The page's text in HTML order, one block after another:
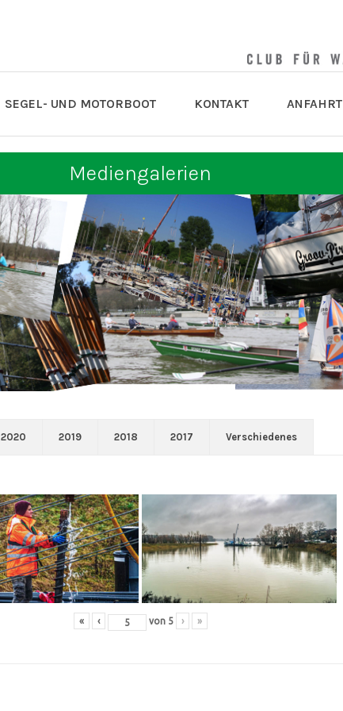
SEGEL- UND MOTORBOOT KONTAKT ANFAHRT
Mediengalerien
2020 2019 2018 2017 Verschiedenes
« ‹ von 5 › »